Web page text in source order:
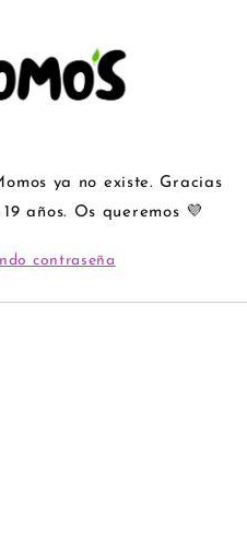
ya no existe. Gracias
años. Os queremos 💜
contraseña